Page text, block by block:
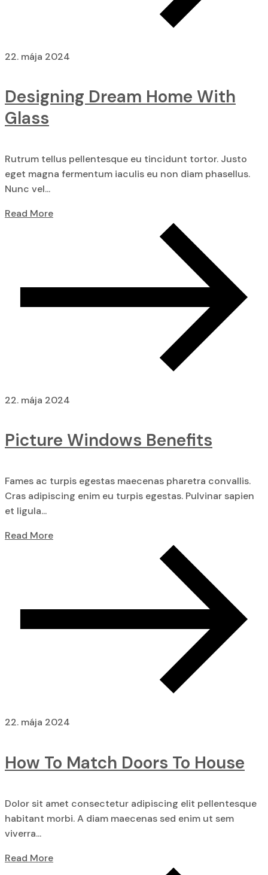
22. mája 2024
Designing Dream Home With
Glass
Rutrum tellus pellentesque eu tincidunt tortor. Justo
eget magna fermentum iaculis eu non diam phasellus.
Nunc vel...
Read More
22. mája 2024
Picture Windows Benefits
Fames ac turpis egestas maecenas pharetra convallis.
Cras adipiscing enim eu turpis egestas. Pulvinar sapien
et ligula...
Read More
22. mája 2024
How To Match Doors To House
Dolor sit amet consectetur adipiscing elit pellentesque
habitant morbi. A diam maecenas sed enim ut sem
viverra...
Read More